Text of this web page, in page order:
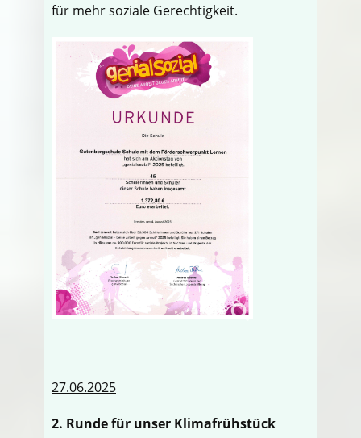
für mehr soziale Gerechtigkeit.
27.06.2025
2. Runde für unser Klimafrühstück